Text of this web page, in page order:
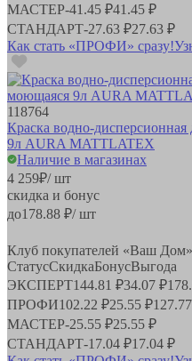
МАСТЕР-41.45 ₽41.45 ₽
СТАНДАРТ-27.63 ₽27.63 ₽
Как стать «ПРОФИ» сразу!
118764
Краска водно-
9л AURA MATTLATEX
Наличие в магазинах
4 259₽/ шт
скидка и бонус
до178.88 ₽/ шт
Клуб покупателей «Ваш Дом»
СтатусСкидкаБонусВыгода
ЭКСПЕРТ144.81 ₽34.07 ₽
ПРОФИ102.22 ₽25.55 ₽
МАСТЕР-25.55 ₽25.55 ₽
СТАНДАРТ-17.04 ₽17.04 ₽